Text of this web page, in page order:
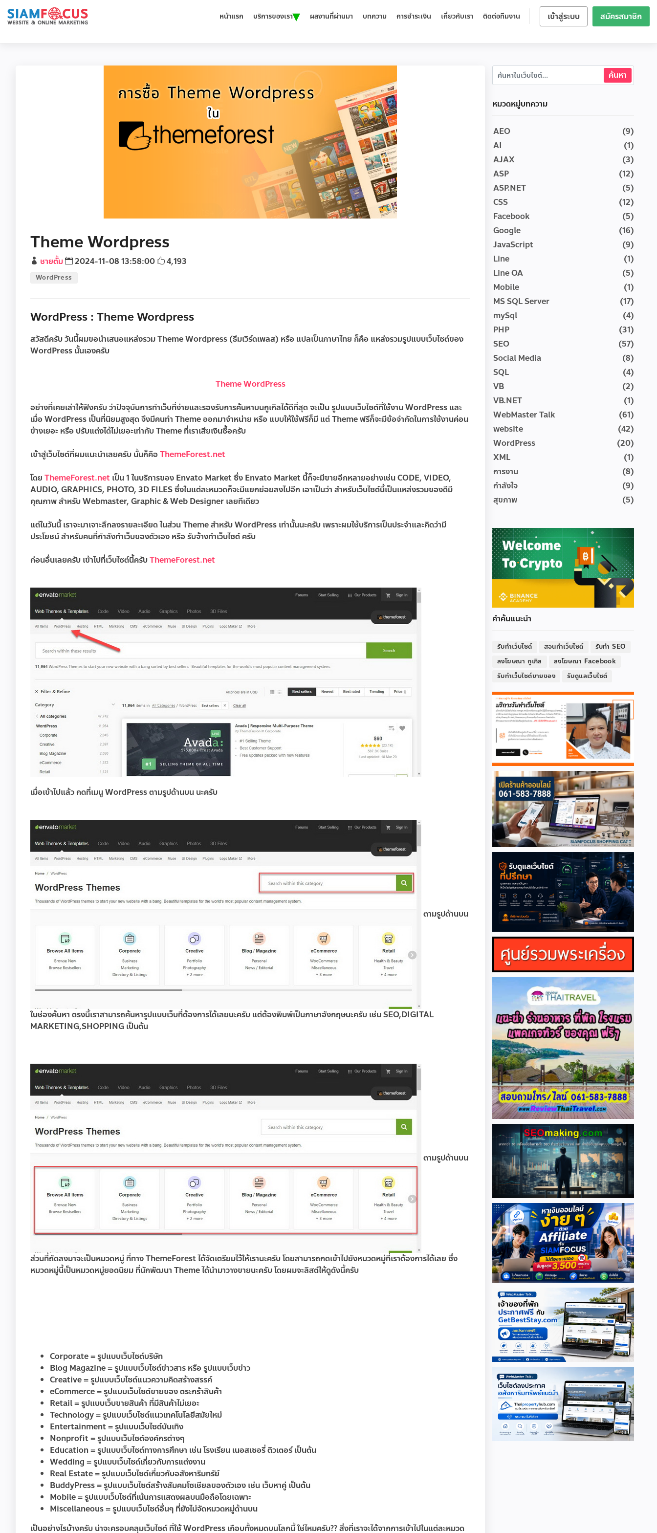
เข้าสู่ระบบ สมัครสมาชิก
หน้าแรก บริการของเรา▾ ผลงานที่ผ่านมา บทความ การชำระเงิน เกี่ยวกับเรา ติดต่อทีมงาน
Theme Wordpress
ชายตั้ม 2024-11-08 13:58:00 4,193
WordPress
WordPress : Theme Wordpress
สวัสดีครับ วันนี้ผมขอนำเสนอแหล่งรวมTheme Wordpress (ธีมเวิร์ดเพลส) หรือ แปลเป็นภาษาไทย ก็คือ แหล่งรวมรูปแบบเว็บไซต์ของ
WordPress นั้นเองครับ
Theme WordPress
อย่างที่เคยเล่าให้ฟังครับ ว่าปัจจุบันการทำเว็บที่ง่ายและรองรับการค้นหาบนกูเกิลได้ดีที่สุด จะเป็น รูปแบบเว็บไซต์ที่ใช้งาน WordPress และ
เมื่อ WordPress เป็นที่นิยมสูงสุด จึงมีคนทำ Theme ออกมาจำหน่าย หรือ แบบให้ใช้ฟรีก็มี แต่ Theme ฟรีก็จะมีข้อจำกัดในการใช้งานค่อน
ข้างเยอะ หรือ ปรับแต่งได้ไม่เยอะเท่ากับ Theme ที่เราเสียเงินซื้อครับ
เข้าสู่เว็บไซต์ที่ผมแนะนำเลยครับ นั้นก็คือThemeForest.net
โดย ThemeForest.net เป็น 1 ในบริการของ Envato Market ซึ่ง Envato Market นี้ก็จะมีขายอีกหลายอย่างเช่น CODE, VIDEO,
AUDIO, GRAPHICS, PHOTO, 3D FILES ซึ่งในแต่ละหมวดก็จะมีแยกย่อยลงไปอีก เอาเป็นว่า สำหรับเว็บไซต์นี้เป็นแหล่งรวมของดีมี
คุณภาพ สำหรับ Webmaster, Graphic & Web Designer เลยทีเดียว
แต่ในวันนี้ เราจะมาเจาะลึกลงรายละเอียด ในส่วนThemeสำหรับWordPress เท่านั้นนะครับ เพราะผมใช้บริการเป็นประจำและคิดว่ามี
ประโยชน์ สำหรับคนที่กำลังทำเว็บของตัวเอง หรือ รับจ้างทำเว็บไซต์ ครับ
ก่อนอื่นเลยครับ เข้าไปที่เว็บไซต์นี้ครับThemeForest.net
เมื่อเข้าไปแล้ว กดที่เมนู WordPress ตามรูปด้านบน นะครับ
ตามรูปด้านบน
ในช่องค้นหา ตรงนี้เราสามารถค้นหารูปแบบเว็บที่ต้องการได้เลยนะครับ แต่ต้องพิมพ์เป็นภาษาอังกฤษนะครับ เช่น SEO,DIGITAL
MARKETING,SHOPPING เป็นต้น
ตามรูปด้านบน
ส่วนที่ถัดลงมาจะเป็นหมวดหมู่ ที่ทาง ThemeForest ได้จัดเตรียมไว้ให้เรานะครับ โดยสามารถกดเข้าไปยังหมวดหมู่ที่เราต้องการได้เลย ซึ่ง
หมวดหมู่นี้เป็นหมวดหมู่ยอดนิยม ที่นักพัฒนา Theme ได้นำมาวางขายนะครับ โดยผมจะลิสต์ให้ดูดังนี้ครับ
Corporate = รูปแบบเว็บไซต์บริษัท
Blog Magazine = รูปแบบเว็บไซต์ข่าวสาร หรือ รูปแบบเว็บข่าว
Creative = รูปแบบเว็บไซต์แนวความคิดสร้างสรรค์
eCommerce = รูปแบบเว็บไซต์ขายของ ตระกร้าสินค้า
Retail = รูปแบบเว็บขายสินค้า ที่มีสินค้าไม่เยอะ
Technology = รูปแบบเว็บไซต์แนวเทคโนโลยีสมัยใหม่
Entertainment = รูปแบบเว็บไซต์บันเทิง
Nonprofit = รูปแบบเว็บไซต์องค์กรต่างๆ
Education = รูปแบบเว็บไซต์ทางการศึกษา เช่น โรงเรียน เนอสเซอรี่ ติวเตอร์ เป็นต้น
Wedding = รูปแบบเว็บไซต์เกี่ยวกับการแต่งงาน
Real Estate = รูปแบบเว็บไซต์เกี่ยวกับอสังหาริมทรัย์
BuddyPress = รูปแบบเว็บไซต์สร้างสัมคมโซเชียลของตัวเอง เช่น เว็บหาคู่ เป็นต้น
Mobile = รูปแบบเว็บไซต์ที่เน้นการแสดงผลบนมือถือโดยเฉพาะ
Miscellaneous = รูปแบบเว็บไซต์อื่นๆ ที่ยังไม่จัดหมวดหมู่ด้านบน
เป็นอย่างไรบ้างครับ น่าจะครอบคลุมเว็บไซต์ ที่ใช้ WordPress เกือบทั้งหมดบนโลกนี้ ใช่ไหมครับ?? สิ่งที่เราจะได้จากการเข้าไปในแต่ละหมวด
หมวดหมู่บทความ
AEO
(9)
AI
(1)
AJAX
(3)
ASP
(12)
ASP.NET
(5)
CSS
(12)
Facebook
(5)
Google
(16)
JavaScript
(9)
Line
(1)
Line OA
(5)
Mobile
(1)
MS SQL Server
(17)
mySql
(4)
PHP
(31)
SEO
(57)
Social Media
(8)
SQL
(4)
VB
(2)
VB.NET
(1)
WebMaster Talk
(61)
website
(42)
WordPress
(20)
XML
(1)
การงาน
(8)
กำลังใจ
(9)
สุขภาพ
(5)
คำค้นแนะนำ
รับทำเว็บไซต์ สอนทำเว็บไซต์
รับทำ SEO
ลงโฆษณา กูเกิล
ลงโฆษณา Facebook
รับทำเว็บไซต์ขายของ
รับดูแลเว็บไซต์